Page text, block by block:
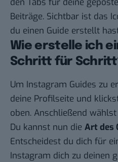
Beiträge. Sichtbar ist das
du einen Guide erstellt
Wie erstelle ich
Schritt für
Um Instagram Guides zu
deine Profilseite und
oben. Anschließend wählst
Du kannst nun die Art des
Entscheidest du dich für
Instagram dich zu deinen